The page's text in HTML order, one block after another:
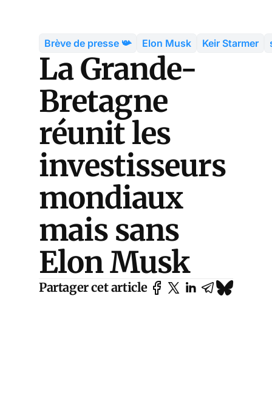
Brève de presse 📯 Elon Musk Keir Starmer
La Grande-
Bretagne
réunit les
investisseurs
mondiaux
mais sans
Elon Musk
Partager cet article